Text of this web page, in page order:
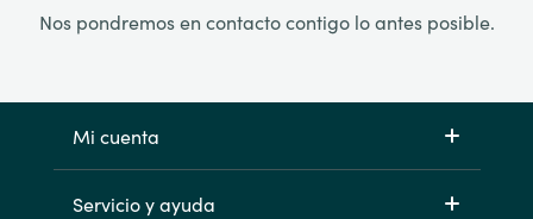
Nos pondremos en contacto contigo lo antes posible.
Mi cuenta
Servicio y ayuda